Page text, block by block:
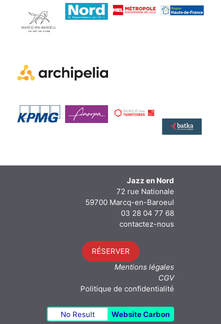
Jazz en Nord
72 rue Nationale
59700 Marcq-en-Baroeul
03 28 04 77 68
contactez-nous
RÉSERVER
Mentions légales
CGV
Politique de confidentialité
No Result Website Carbon